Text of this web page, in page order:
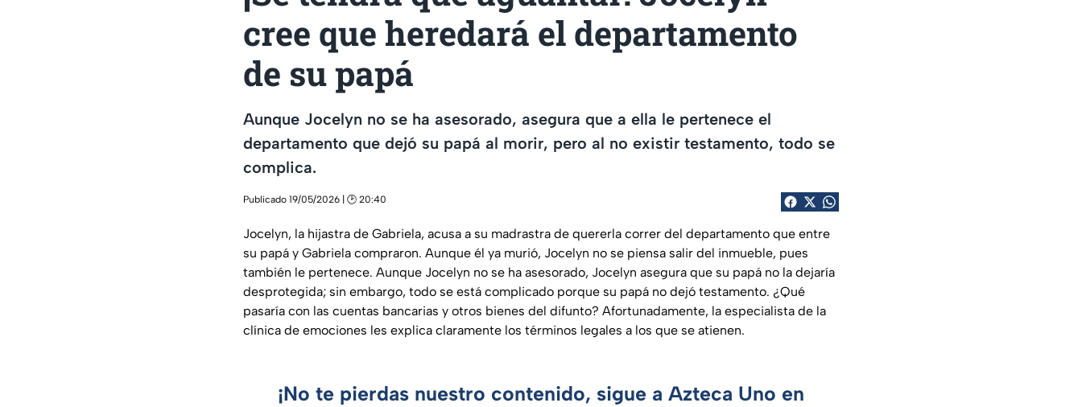
cree que heredará el departamento
de su papá
Aunque Jocelyn no se ha asesorado, asegura que a ella le pertenece el
departamento que dejó su papá al morir, pero al no existir testamento, todo se
complica.
Publicado 19/05/2026 | 🕑 20:40
Jocelyn, la hijastra de Gabriela, acusa a su madrastra de quererla correr del departamento que entre
su papá y Gabriela compraron. Aunque él ya murió, Jocelyn no se piensa salir del inmueble, pues
también le pertenece. Aunque Jocelyn no se ha asesorado, Jocelyn asegura que su papá no la dejaría
desprotegida; sin embargo, todo se está complicado porque su papá no dejó testamento. ¿Qué
pasaría con las cuentas bancarias y otros bienes del difunto? Afortunadamente, la especialista de la
clínica de emociones les explica claramente los términos legales a los que se atienen.
¡No te pierdas nuestro contenido, sigue a Azteca Uno en